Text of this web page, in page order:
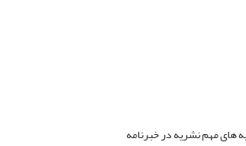
های مهم نشریه در خبرنامه